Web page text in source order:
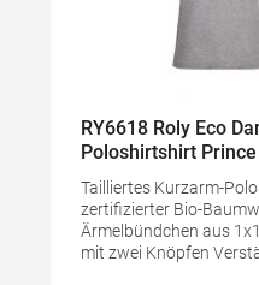
RY6618 Roly Eco
Poloshirtshirt Prince
Tailliertes Kurzarm-
zertifizierter Bio-Baumwolle
Ärmelbündchen aus 1x1-Rippe
mit zwei Knöpfen Verstärkte Nahtabdeckung